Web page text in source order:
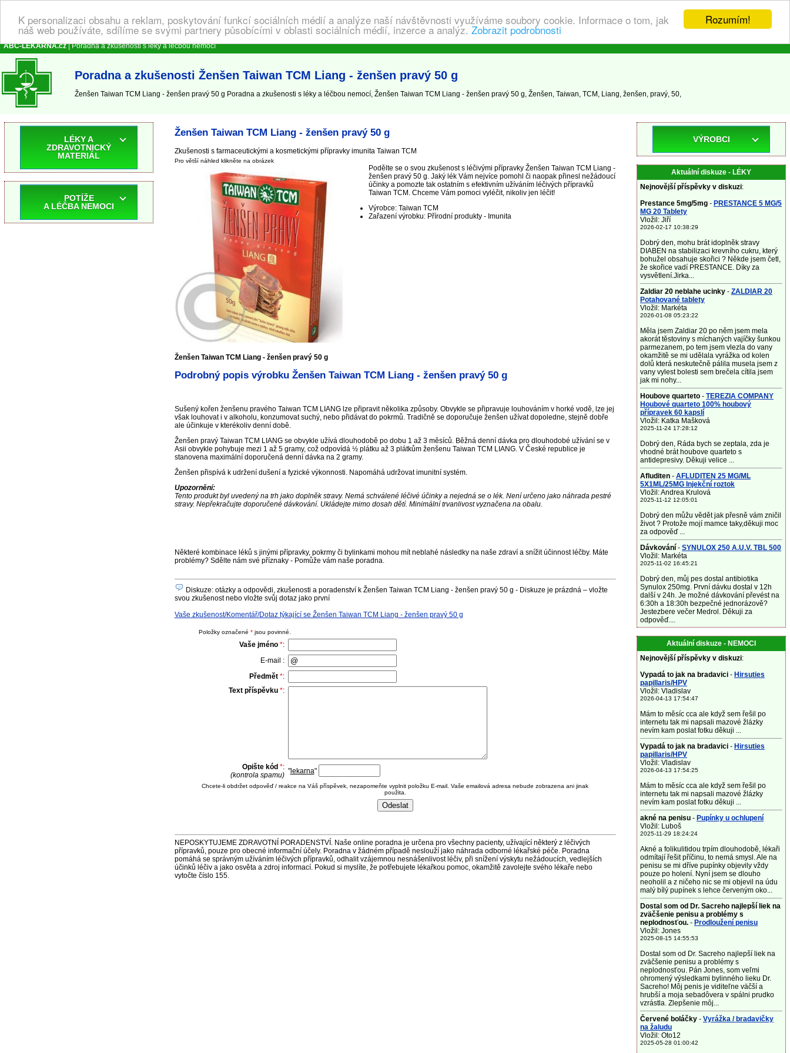
Rozumím!
K personalizaci obsahu a reklam, poskytování funkcí sociálních médií a analýze naší návštěvnosti využíváme soubory cookie. Informace o tom, jak
náš web používáte, sdílíme se svými partnery působícími v oblasti sociálních médií, inzerce a analýz. Zobrazit podrobnosti
ABC-LEKARNA.cz| Poradna a zkušenosti s léky a léčbou nemocí
Poradna a zkušenosti Ženšen Taiwan TCM Liang - ženšen pravý 50 g
Ženšen Taiwan TCM Liang - ženšen pravý 50 g Poradna a zkušenosti s léky a léčbou nemocí, Ženšen Taiwan TCM Liang - ženšen pravý 50 g, Ženšen, Taiwan, TCM, Liang, ženšen, pravý, 50,
Ženšen Taiwan TCM Liang - ženšen pravý 50 g
Zkušenosti s farmaceutickými a kosmetickými přípravky imunita Taiwan TCM
Pro větší náhled klikněte na obrázek
Podělte se o svou zkušenost s léčivými přípravky Ženšen Taiwan TCM Liang -
ženšen pravý 50 g. Jaký lék Vám nejvíce pomohl či naopak přinesl nežádoucí
účinky a pomozte tak ostatním s efektivním užíváním léčivých přípravků
Taiwan TCM. Chceme Vám pomoci vyléčit, nikoliv jen léčit!
Výrobce: Taiwan TCM
Zařazení výrobku: Přírodní produkty - Imunita
Ženšen Taiwan TCM Liang - ženšen pravý 50 g
Podrobný popis výrobku Ženšen Taiwan TCM Liang - ženšen pravý 50 g
Sušený kořen ženšenu pravého Taiwan TCM LIANG lze připravit několika způsoby. Obvykle se připravuje louhováním v horké vodě, lze jej
však louhovat i v alkoholu, konzumovat suchý, nebo přidávat do pokrmů. Tradičně se doporučuje ženšen užívat dopoledne, stejně dobře
ale účinkuje v kterékoliv denní době.
Ženšen pravý Taiwan TCM LIANG se obvykle užívá dlouhodobě po dobu 1 až 3 měsíců. Běžná denní dávka pro dlouhodobé užívání se v
Asii obvykle pohybuje mezi 1 až 5 gramy, což odpovídá ½ plátku až 3 plátkům ženšenu Taiwan TCM LIANG. V České republice je
stanovena maximální doporučená denní dávka na 2 gramy.
Ženšen přispívá k udržení dušení a fyzické výkonnosti. Napomáhá udržovat imunitní systém.
Upozornění:
Tento produkt byl uvedený na trh jako doplněk stravy. Nemá schválené léčivé účinky a nejedná se o lék. Není určeno jako náhrada pestré
stravy. Nepřekračujte doporučené dávkování. Ukládejte mimo dosah dětí. Minimální trvanlivost vyznačena na obalu.
Některé kombinace léků s jinými přípravky, pokrmy či bylinkami mohou mít neblahé následky na naše zdraví a snížit účinnost léčby. Máte
problémy? Sdělte nám své příznaky - Pomůže vám naše poradna.
Diskuze: otázky a odpovědi, zkušenosti a poradenství k Ženšen Taiwan TCM Liang - ženšen pravý 50 g - Diskuze je prázdná – vložte
svou zkušenost nebo vložte svůj dotaz jako první
Vaše zkušenost/Komentář/Dotaz týkající se Ženšen Taiwan TCM Liang - ženšen pravý 50 g
Položky označené *jsou povinné.
Vaše jméno *:
E-mail :
Předmět *:
Text příspěvku *:
Opište kód *:
(kontrola spamu) "lekarna"
Chcete-li obdržet odpověď / reakce na Váš příspěvek, nezapomeňte vyplnit položku E-mail. Vaše emailová adresa nebude zobrazena ani jinak
použita.
NEPOSKYTUJEME ZDRAVOTNÍ PORADENSTVÍ. Naše online poradna je určena pro všechny pacienty, užívající některý z léčivých
přípravků, pouze pro obecné informační účely. Poradna v žádném případě neslouží jako náhrada odborné lékařské péče. Poradna
pomáhá se správným užíváním léčivých přípravků, odhalit vzájemnou nesnášenlivost léčiv, při snížení výskytu nežádoucích, vedlejších
účinků léčiv a jako osvěta a zdroj informací. Pokud si myslíte, že potřebujete lékařkou pomoc, okamžitě zavolejte svého lékaře nebo
vytočte číslo 155.
LÉKY A
ZDRAVOTNICKÝ
MATERIÁL
POTÍŽE
A LÉČBA NEMOCI
VÝROBCI
Aktuální diskuze - LÉKY
Nejnovější příspěvky v diskuzi:
Prestance 5mg/5mg - PRESTANCE 5 MG/5
MG 20 Tablety
Vložil: Jiří
2026-02-17 10:38:29
Dobrý den, mohu brát idoplněk stravy
DIABEN na stabilizaci krevního cukru, který
bohužel obsahuje skořici ? Někde jsem četl,
že skořice vadí PRESTANCE. Díky za
vysvětlení.Jirka...
Zaldiar 20 neblahe ucinky - ZALDIAR 20
Potahované tablety
Vložil: Markéta
2026-01-08 05:23:22
Měla jsem Zaldiar 20 po něm jsem mela
akorát těstoviny s míchaných vajíčky šunkou
parmezanem, po tem jsem vlezla do vany
okamžitě se mi udělala vyrážka od kolen
dolů která neskutečně pálila musela jsem z
vany vylest bolesti sem brečela cítila jsem
jak mi nohy...
Houbove quarteto - TEREZIA COMPANY
Houbové quarteto 100% houbový
přípravek 60 kapslí
Vložil: Katka Mašková
2025-11-24 17:28:12
Dobrý den, Ráda bych se zeptala, zda je
vhodné brát houbove quarteto s
antidepresivy. Děkuji velice ...
Afluditen - AFLUDITEN 25 MG/ML
5X1ML/25MG Injekční roztok
Vložil: Andrea Krulová
2025-11-12 12:05:01
Dobrý den můžu vědět jak přesně vám zničil
život ? Protože mojí mamce taky,děkuji moc
za odpověď ...
Dávkování - SYNULOX 250 A.U.V. TBL 500
Vložil: Markéta
2025-11-02 16:45:21
Dobrý den, můj pes dostal antibiotika
Synulox 250mg. První dávku dostal v 12h
další v 24h. Je možné dávkování převést na
6:30h a 18:30h bezpečné jednorázově?
Jestezbere večer Medrol. Děkuji za
odpověď....
Aktuální diskuze - NEMOCI
Nejnovější příspěvky v diskuzi:
Vypadá to jak na bradavici - Hirsuties
papillaris/HPV
Vložil: Vladislav
2026-04-13 17:54:47
Mám to měsíc cca ale když sem řešil po
internetu tak mi napsali mazové žlázky
nevím kam poslat fotku děkuji ...
Vypadá to jak na bradavici - Hirsuties
papillaris/HPV
Vložil: Vladislav
2026-04-13 17:54:25
Mám to měsíc cca ale když sem řešil po
internetu tak mi napsali mazové žlázky
nevím kam poslat fotku děkuji ...
akné na penisu - Pupínky u ochlupení
Vložil: Luboš
2025-11-29 18:24:24
Akné a folikulitidou trpím dlouhodobě, lékaři
odmítají řešit příčinu, to nemá smysl. Ale na
penisu se mi dříve pupínky objevily vždy
pouze po holení. Nyní jsem se dlouho
neoholil a z ničeho nic se mi objevil na údu
malý bílý pupínek s lehce červeným oko...
Dostal som od Dr. Sacreho najlepší liek na
zväčšenie penisu a problémy s
neplodnosťou. - Prodloužení penisu
Vložil: Jones
2025-08-15 14:55:53
Dostal som od Dr. Sacreho najlepší liek na
zväčšenie penisu a problémy s
neplodnosťou. Pán Jones, som veľmi
ohromený výsledkami bylinného lieku Dr.
Sacreho! Môj penis je viditeľne väčší a
hrubší a moja sebadôvera v spálni prudko
vzrástla. Zlepšenie môj...
Červené boláčky - Vyrážka / bradavičky
na žaludu
Vložil: Oto12
2025-05-28 01:00:42